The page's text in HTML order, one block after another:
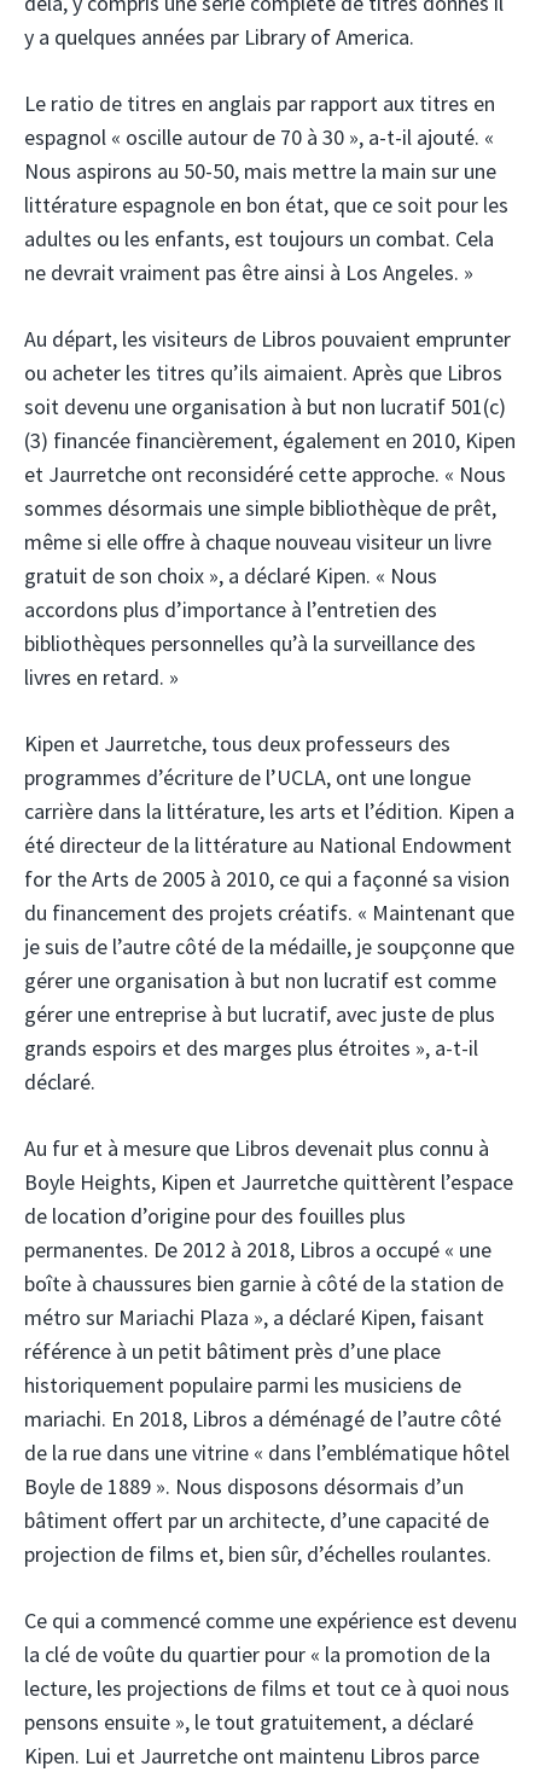
y a quelques années par Library of America.
Le ratio de titres en anglais par rapport aux titres en
espagnol « oscille autour de 70 à 30 », a-t-il ajouté. «
Nous aspirons au 50-50, mais mettre la main sur une
littérature espagnole en bon état, que ce soit pour les
adultes ou les enfants, est toujours un combat. Cela
ne devrait vraiment pas être ainsi à Los Angeles. »
Au départ, les visiteurs de Libros pouvaient emprunter
ou acheter les titres qu’ils aimaient. Après que Libros
soit devenu une organisation à but non lucratif 501(c)
(3) financée financièrement, également en 2010, Kipen
et Jaurretche ont reconsidéré cette approche. « Nous
sommes désormais une simple bibliothèque de prêt,
même si elle offre à chaque nouveau visiteur un livre
gratuit de son choix », a déclaré Kipen. « Nous
accordons plus d’importance à l’entretien des
bibliothèques personnelles qu’à la surveillance des
livres en retard. »
Kipen et Jaurretche, tous deux professeurs des
programmes d’écriture de l’UCLA, ont une longue
carrière dans la littérature, les arts et l’édition. Kipen a
été directeur de la littérature au National Endowment
for the Arts de 2005 à 2010, ce qui a façonné sa vision
du financement des projets créatifs. « Maintenant que
je suis de l’autre côté de la médaille, je soupçonne que
gérer une organisation à but non lucratif est comme
gérer une entreprise à but lucratif, avec juste de plus
grands espoirs et des marges plus étroites », a-t-il
déclaré.
Au fur et à mesure que Libros devenait plus connu à
Boyle Heights, Kipen et Jaurretche quittèrent l’espace
de location d’origine pour des fouilles plus
permanentes. De 2012 à 2018, Libros a occupé « une
boîte à chaussures bien garnie à côté de la station de
métro sur Mariachi Plaza », a déclaré Kipen, faisant
référence à un petit bâtiment près d’une place
historiquement populaire parmi les musiciens de
mariachi. En 2018, Libros a déménagé de l’autre côté
de la rue dans une vitrine « dans l’emblématique hôtel
Boyle de 1889 ». Nous disposons désormais d’un
bâtiment offert par un architecte, d’une capacité de
projection de films et, bien sûr, d’échelles roulantes.
Ce qui a commencé comme une expérience est devenu
la clé de voûte du quartier pour « la promotion de la
lecture, les projections de films et tout ce à quoi nous
pensons ensuite », le tout gratuitement, a déclaré
Kipen. Lui et Jaurretche ont maintenu Libros parce